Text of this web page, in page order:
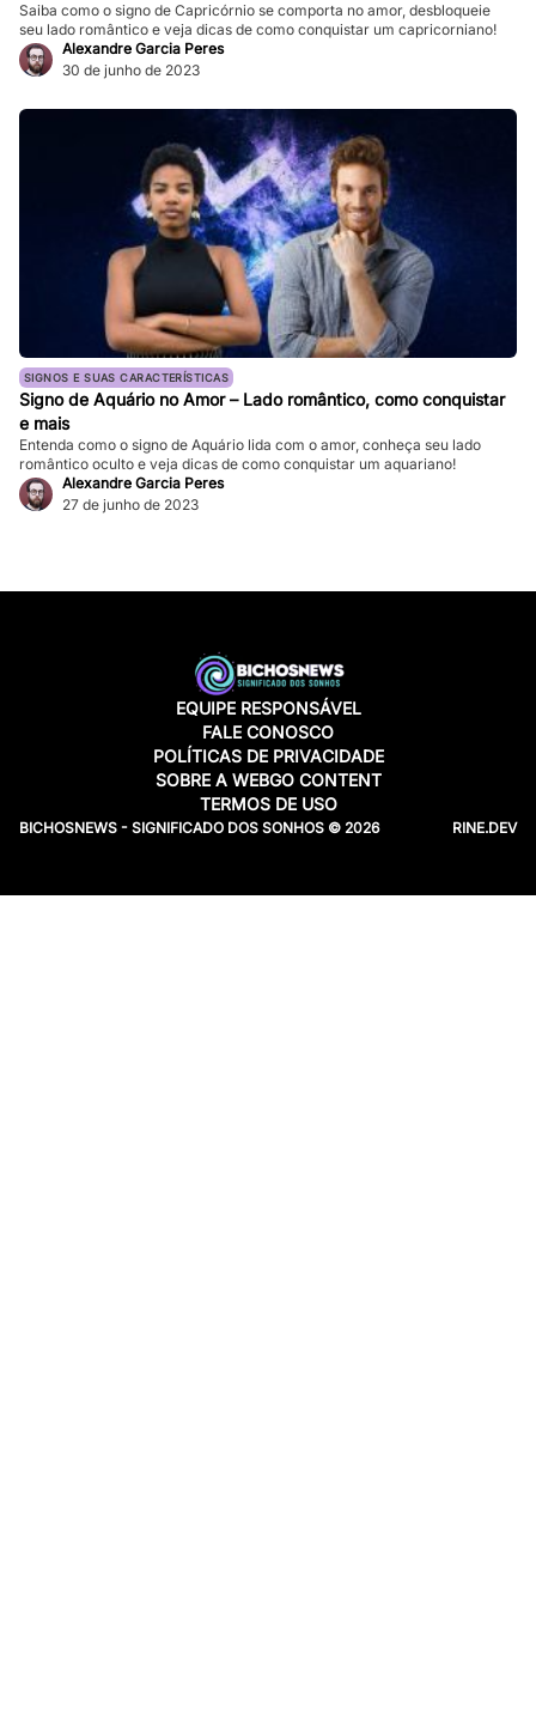
Saiba como o signo de Capricórnio se comporta no amor, desbloqueie
seu lado romântico e veja dicas de como conquistar um capricorniano!
Alexandre Garcia Peres
30 de junho de 2023
SIGNOS E SUAS CARACTERÍSTICAS
Signo de Aquário no Amor – Lado romântico, como conquistar
e mais
Entenda como o signo de Aquário lida com o amor, conheça seu lado
romântico oculto e veja dicas de como conquistar um aquariano!
Alexandre Garcia Peres
27 de junho de 2023
EQUIPE RESPONSÁVEL
FALE CONOSCO
POLÍTICAS DE PRIVACIDADE
SOBRE A WEBGO CONTENT
TERMOS DE USO
BICHOSNEWS - SIGNIFICADO DOS SONHOS © 2026 RINE.DEV